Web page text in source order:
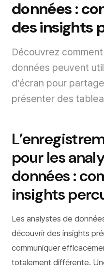
données :
des insights
Découvrez
données peuvent
d'écran pour
présenter des
pour les
données :
insights
Les analystes de
découvrir des insights
communiquer
totalement différente.